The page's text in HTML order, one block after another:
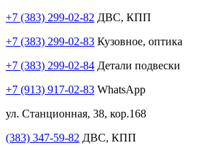
+7 (383) 299-02-82 ДВС, КПП
+7 (383) 299-02-83 Кузовное, оптика
+7 (383) 299-02-84 Детали подвески
+7 (913) 917-02-83 WhatsApp
ул. Станционная, 38, кор.168
(383) 347-59-82 ДВС, КПП